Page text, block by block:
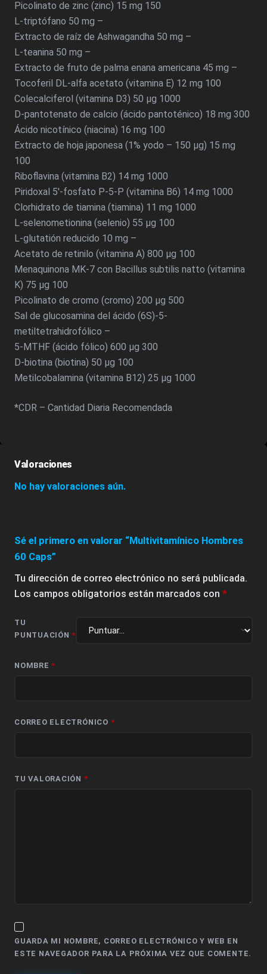
Picolinato de zinc (zinc) 15 mg 150
L-triptófano 50 mg –
Extracto de raíz de Ashwagandha 50 mg –
L-teanina 50 mg –
Extracto de fruto de palma enana americana 45 mg –
Tocoferil DL-alfa acetato (vitamina E) 12 mg 100
Colecalciferol (vitamina D3) 50 µg 1000
D-pantotenato de calcio (ácido pantoténico) 18 mg 300
Ácido nicotínico (niacina) 16 mg 100
Extracto de hoja japonesa (1% yodo – 150 µg) 15 mg
100
Riboflavina (vitamina B2) 14 mg 1000
Piridoxal 5′-fosfato P-5-P (vitamina B6) 14 mg 1000
Clorhidrato de tiamina (tiamina) 11 mg 1000
L-selenometionina (selenio) 55 µg 100
L-glutatión reducido 10 mg –
Acetato de retinilo (vitamina A) 800 µg 100
Menaquinona MK-7 con Bacillus subtilis natto (vitamina
K) 75 µg 100
Picolinato de cromo (cromo) 200 µg 500
Sal de glucosamina del ácido (6S)-5-
metiltetrahidrofólico –
5-MTHF (ácido fólico) 600 µg 300
D-biotina (biotina) 50 µg 100
Metilcobalamina (vitamina B12) 25 µg 1000
*CDR – Cantidad Diaria Recomendada
Valoraciones
No hay valoraciones aún.
Sé el primero en valorar “Multivitamínico Hombres
60 Caps”
Tu dirección de correo electrónico no será publicada.
Los campos obligatorios están marcados con *
TU
PUNTUACIÓN*
NOMBRE *
CORREO ELECTRÓNICO *
TU VALORACIÓN *
GUARDA MI NOMBRE, CORREO ELECTRÓNICO Y WEB EN
ESTE NAVEGADOR PARA LA PRÓXIMA VEZ QUE COMENTE.